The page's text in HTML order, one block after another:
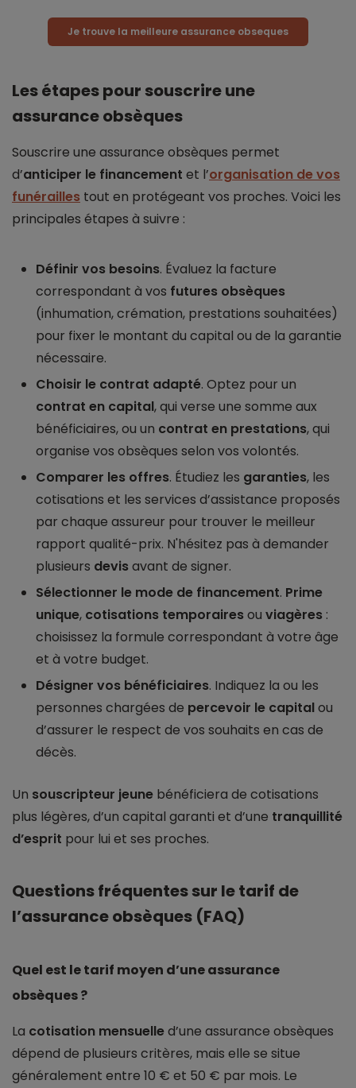
Je trouve la meilleure assurance obseques
Les étapes pour souscrire une
assurance obsèques
Souscrire une assurance obsèques permet
d’anticiper le financement et l’organisation de vos
funérailles tout en protégeant vos proches. Voici les
principales étapes à suivre :
Définir vos besoins. Évaluez la facture
correspondant à vos futures obsèques
(inhumation, crémation, prestations souhaitées)
pour fixer le montant du capital ou de la garantie
nécessaire.
Choisir le contrat adapté. Optez pour un
contrat en capital, qui verse une somme aux
bénéficiaires, ou un contrat en prestations, qui
organise vos obsèques selon vos volontés.
Comparer les offres. Étudiez les garanties, les
cotisations et les services d’assistance proposés
par chaque assureur pour trouver le meilleur
rapport qualité-prix. N'hésitez pas à demander
plusieurs devisavant de signer.
Sélectionner le mode de financement. Prime
unique, cotisations temporairesou viagères :
choisissez la formule correspondant à votre âge
et à votre budget.
Désigner vos bénéficiaires. Indiquez la ou les
personnes chargées de percevoir le capitalou
d’assurer le respect de vos souhaits en cas de
décès.
Un souscripteur jeune bénéficiera de cotisations
plus légères, d’un capital garanti et d’une tranquillité
d’esprit pour lui et ses proches.
Questions fréquentes sur le tarif de
l’assurance obsèques (FAQ)
Quel est le tarif moyen d’une assurance
obsèques ?
La cotisation mensuelled’une assurance obsèques
dépend de plusieurs critères, mais elle se situe
généralement entre 10 € et 50 € par mois. Le